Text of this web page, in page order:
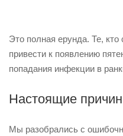
Это полная ерунда. Те,
привести к появлению
попадания инфекции в
Настоящие
Мы разобрались с